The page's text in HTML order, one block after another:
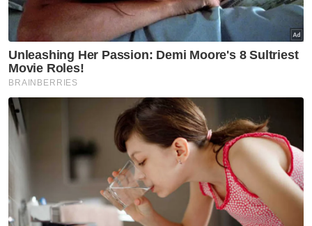
Artikel Disyorkan
Semasa
Di mana Dhia Zahraaxavieta
Neelopher?
Semasa
Simpan bangkai hidupan marin